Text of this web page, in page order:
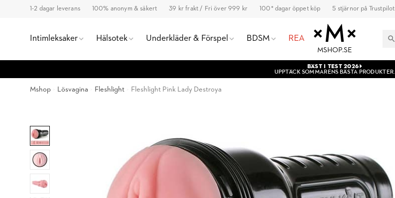
1-2 dagar leverans 100% anonym & säkert 39 kr frakt / Fri över 999 kr 100* dagar öppet köp 5 stjärnor på Trustpilot
Intimleksaker Hälsotek Underkläder & Förspel BDSM REA
MSHOP.SE
BÄST I TEST 2026
UPPTÄCK SOMMARENS BÄSTA PRODUKTER.
Mshop Lösvagina Fleshlight Fleshlight Pink Lady Destroya